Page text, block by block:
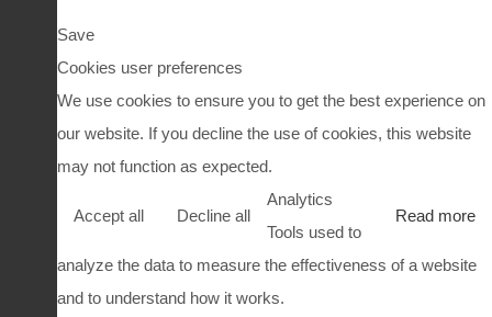
Save
Cookies user preferences
We use cookies to ensure you to get the best experience on
our website. If you decline the use of cookies, this website
may not function as expected.
Accept all Decline all Read more
Analytics
Tools used to
analyze the data to measure the effectiveness of a website
and to understand how it works.